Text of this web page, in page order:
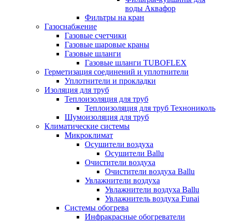
воды Аквафор
Фильтры на кран
Газоснабжение
Газовые счетчики
Газовые шаровые краны
Газовые шланги
Газовые шланги TUBOFLEX
Герметизация соединений и уплотнители
Уплотнители и прокладки
Изоляция для труб
Теплоизоляция для труб
Теплоизоляция для труб Технониколь
Шумоизоляция для труб
Климатические системы
Микроклимат
Осушители воздуха
Осушители Ballu
Очистители воздуха
Очистители воздуха Ballu
Увлажнители воздуха
Увлажнители воздуха Ballu
Увлажнитель воздуха Funai
Системы обогрева
Инфракрасные обогреватели